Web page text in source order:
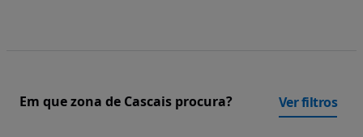
Em que zona de Cascais procura? Ver filtros